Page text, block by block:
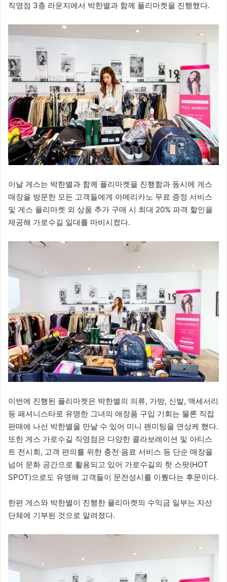
직영점 3층 라운지에서 박한별과 함께 플리마켓을 진행했다.
이날 게스는 박한별과 함께 플리마켓을 진행함과 동시에 게스
매장을 방문한 모든 고객들에게 아메리카노 무료 증정 서비스
및 게스 플리마켓 외 상품 추가 구매 시 최대 20% 파격 할인을
제공해 가로수길 일대를 마비시켰다.
이번에 진행된 플리마켓은 박한별의 의류, 가방, 신발, 액세서리
등 패셔니스타로 유명한 그녀의 애장품 구입 기회는 물론 직접
판매에 나선 박한별을 만날 수 있어 미니 팬미팅을 연상케 했다.
또한 게스 가로수길 직영점은 다양한 콜라보레이션 및 아티스
트 전시회, 고객 편의를 위한 충전∙음료 서비스 등 단순 매장을
넘어 문화 공간으로 활용되고 있어 가로수길의 핫 스팟(HOT
SPOT)으로도 유명해 고객들이 문전성시를 이뤘다는 후문이다.
한편 게스와 박한별이 진행한 플리마켓의 수익금 일부는 자선
단체에 기부된 것으로 알려졌다.